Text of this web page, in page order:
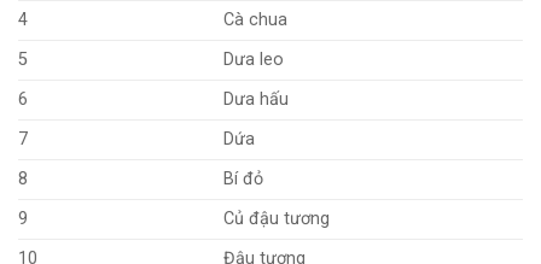
4
Cà chua
5
Dưa leo
6
Dưa hấu
7
Dứa
8
Bí đỏ
9
Củ đậu tương
10
Đậu tương